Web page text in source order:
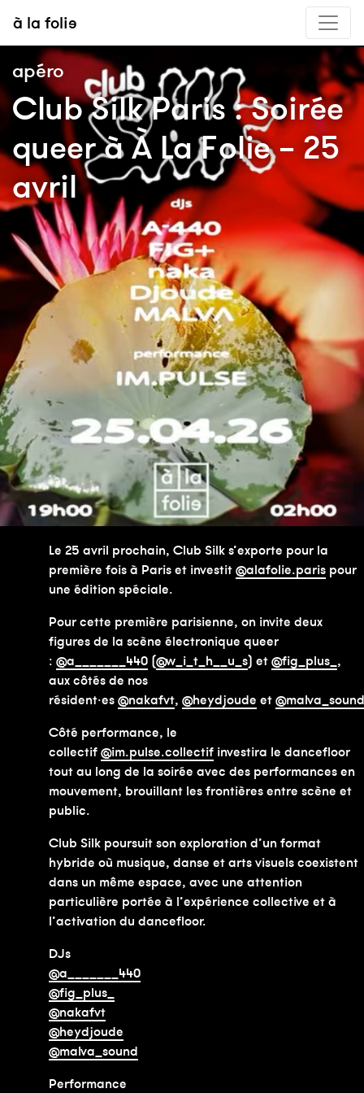
à la folie
Club Silk Paris : Soirée
queer à À La Folie – 25
avril
apéro
Le 25 avril prochain, Club Silk s’exporte pour la
première fois à Paris et investit @alafolie.paris pour
une édition spéciale.
Pour cette première parisienne, on invite deux
figures de la scène électronique queer
: @a_______440 (@w_i_t_h__u_s) et @fig_plus_ ,
aux côtés de nos
résident·es @nakafvt, @heydjoude et @malva_sound
Côté performance, le
collectif @im.pulse.collectif investira le dancefloor
tout au long de la soirée avec des performances en
mouvement, brouillant les frontières entre scène et
public.
Club Silk poursuit son exploration d’un format
hybride où musique, danse et arts visuels coexistent
dans un même espace, avec une attention
particulière portée à l’expérience collective et à
l’activation du dancefloor.
DJs
@a_______440
@fig_plus_
@nakafvt
@heydjoude
@malva_sound
Performance